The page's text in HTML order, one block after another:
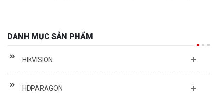
DANH MỤC SẢN PHẨM
HIKVISION
HDPARAGON